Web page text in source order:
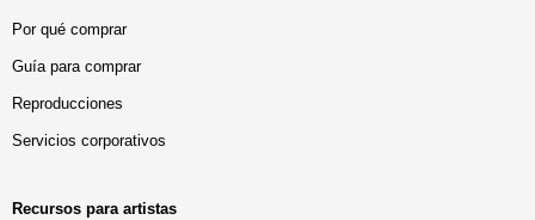
Por qué comprar
Guía para comprar
Reproducciones
Servicios corporativos
Recursos para artistas